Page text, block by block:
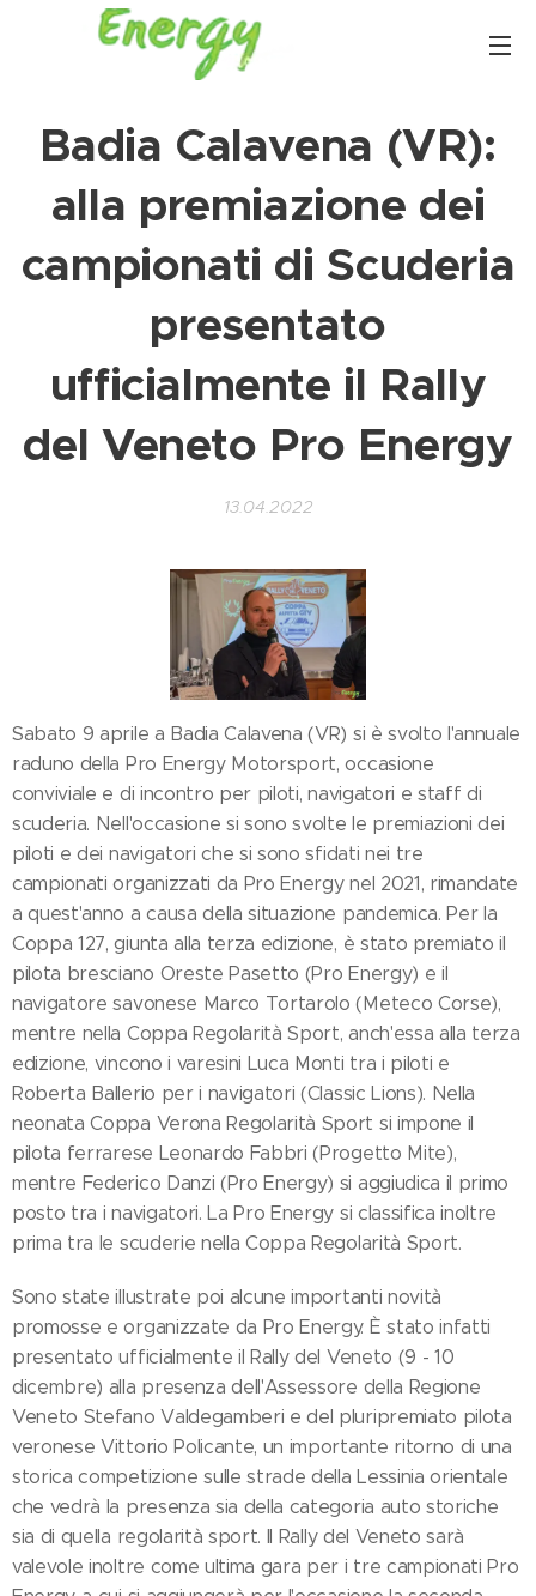
Badia Calavena (VR):
alla premiazione dei
campionati di Scuderia
presentato
ufficialmente il Rally
del Veneto Pro Energy
13.04.2022
Sabato 9 aprile a Badia Calavena (VR) si è svolto l'annuale
raduno della Pro Energy Motorsport, occasione
conviviale e di incontro per piloti, navigatori e staff di
scuderia. Nell'occasione si sono svolte le premiazioni dei
piloti e dei navigatori che si sono sfidati nei tre
campionati organizzati da Pro Energy nel 2021, rimandate
a quest'anno a causa della situazione pandemica. Per la
Coppa 127, giunta alla terza edizione, è stato premiato il
pilota bresciano Oreste Pasetto (Pro Energy) e il
navigatore savonese Marco Tortarolo (Meteco Corse),
mentre nella Coppa Regolarità Sport, anch'essa alla terza
edizione, vincono i varesini Luca Monti tra i piloti e
Roberta Ballerio per i navigatori (Classic Lions). Nella
neonata Coppa Verona Regolarità Sport si impone il
pilota ferrarese Leonardo Fabbri (Progetto Mite),
mentre Federico Danzi (Pro Energy) si aggiudica il primo
posto tra i navigatori. La Pro Energy si classifica inoltre
prima tra le scuderie nella Coppa Regolarità Sport.
Sono state illustrate poi alcune importanti novità
promosse e organizzate da Pro Energy. È stato infatti
presentato ufficialmente il Rally del Veneto (9 - 10
dicembre) alla presenza dell'Assessore della Regione
Veneto Stefano Valdegamberi e del pluripremiato pilota
veronese Vittorio Policante, un importante ritorno di una
storica competizione sulle strade della Lessinia orientale
che vedrà la presenza sia della categoria auto storiche
sia di quella regolarità sport. Il Rally del Veneto sarà
valevole inoltre come ultima gara per i tre campionati Pro